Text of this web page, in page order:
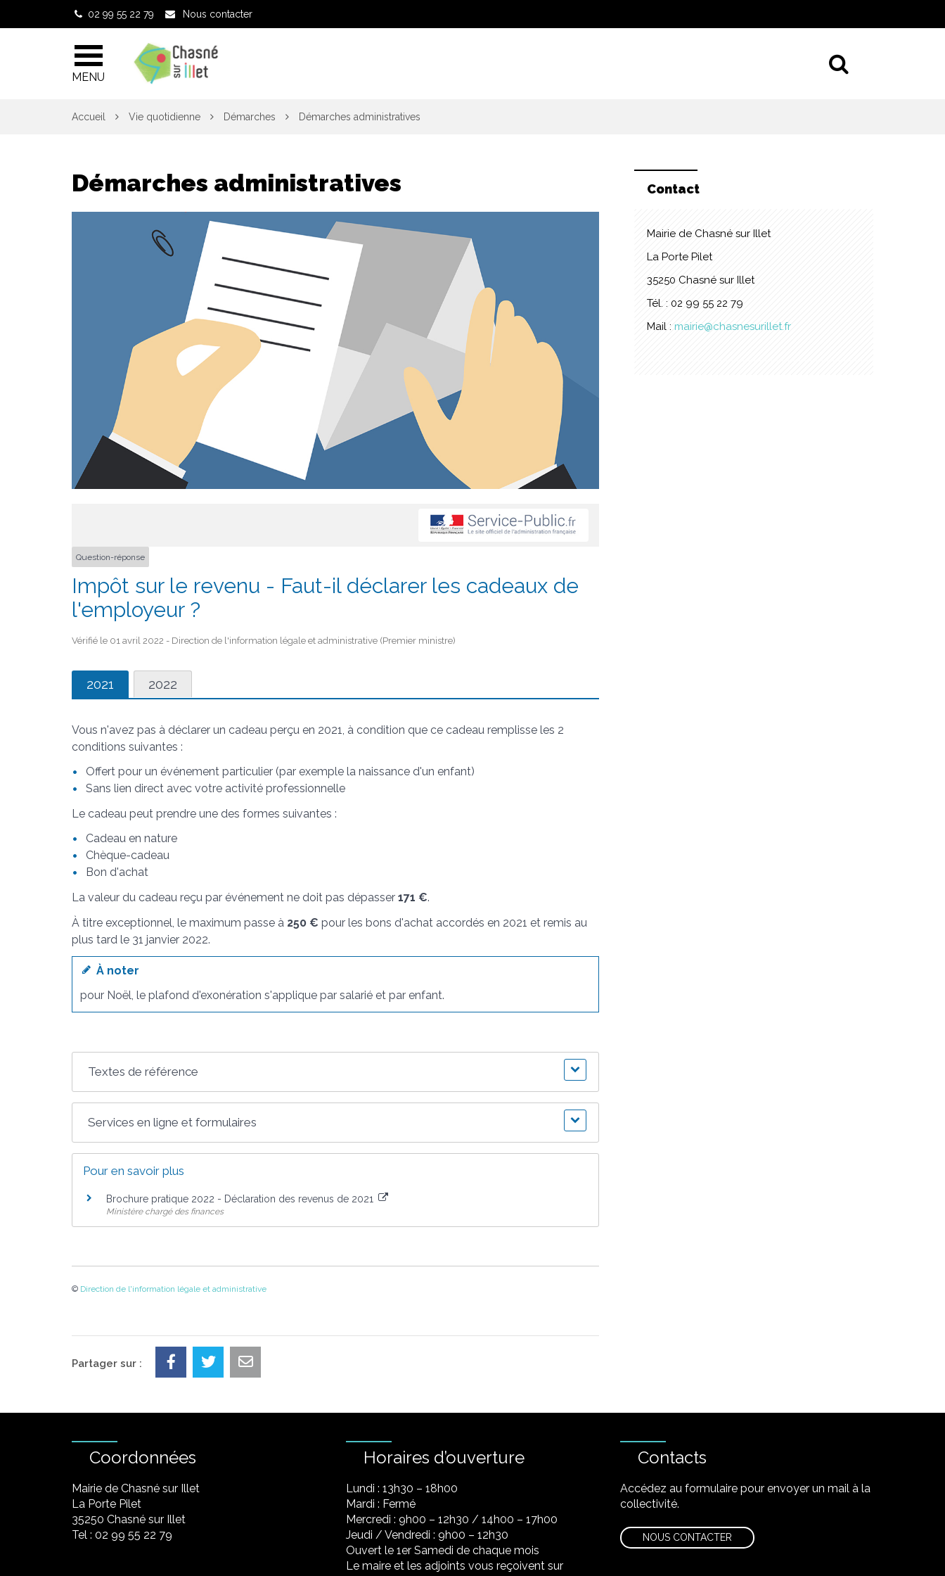
02 99 55 22 79 Nous contacter
MENU
Accueil Vie quotidienne Démarches Démarches administratives
Démarches administratives
Question-réponse
Impôt sur le revenu - Faut-il déclarer les cadeaux de
l'employeur ?
Vérifié le 01 avril 2022 - Direction de l'information légale et administrative (Premier ministre)
2021 2022
Vous n'avez pas à déclarer un cadeau perçu en 2021, à condition que ce cadeau remplisse les 2
conditions suivantes :
Offert pour un événement particulier (par exemple la naissance d'un enfant)
Sans lien direct avec votre activité professionnelle
Le cadeau peut prendre une des formes suivantes :
Cadeau en nature
Chèque-cadeau
Bon d'achat
La valeur du cadeau reçu par événement ne doit pas dépasser 171 €.
À titre exceptionnel, le maximum passe à 250 € pour les bons d'achat accordés en 2021 et remis au
plus tard le 31 janvier 2022.
À noter
pour Noël, le plafond d'exonération s'applique par salarié et par enfant.
Textes de référence
Services en ligne et formulaires
Pour en savoir plus
Brochure pratique 2022 - Déclaration des revenus de 2021
Ministère chargé des finances
© Direction de l'information légale et administrative
Contact
Mairie de Chasné sur Illet
La Porte Pilet
35250 Chasné sur Illet
Tél. : 02 99 55 22 79
Mail : mairie@chasnesurillet.fr
Partager sur :
Coordonnées
Mairie de Chasné sur Illet
La Porte Pilet
35250 Chasné sur Illet
Tel : 02 99 55 22 79
Horaires d’ouverture
Lundi : 13h30 – 18h00
Mardi : Fermé
Mercredi : 9h00 – 12h30 / 14h00 – 17h00
Jeudi / Vendredi : 9h00 – 12h30
Ouvert le 1er Samedi de chaque mois
Le maire et les adjoints vous reçoivent sur
Contacts
Accédez au formulaire pour envoyer un mail à la
collectivité.
NOUS CONTACTER